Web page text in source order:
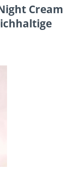
Cream